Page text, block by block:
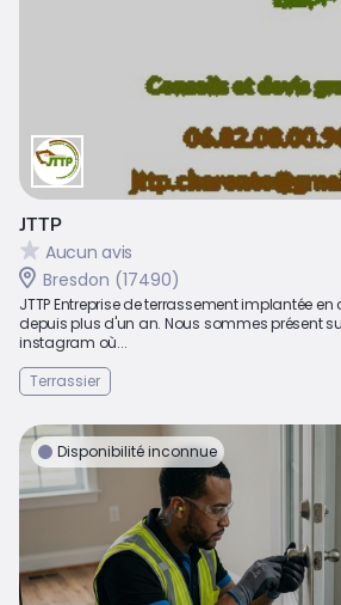
JTTP
Aucun avis
Bresdon (17490)
JTTP Entreprise de terrassement implantée
depuis plus d'un an. Nous sommes présent
instagram où...
Terrassier
Disponibilité inconnue